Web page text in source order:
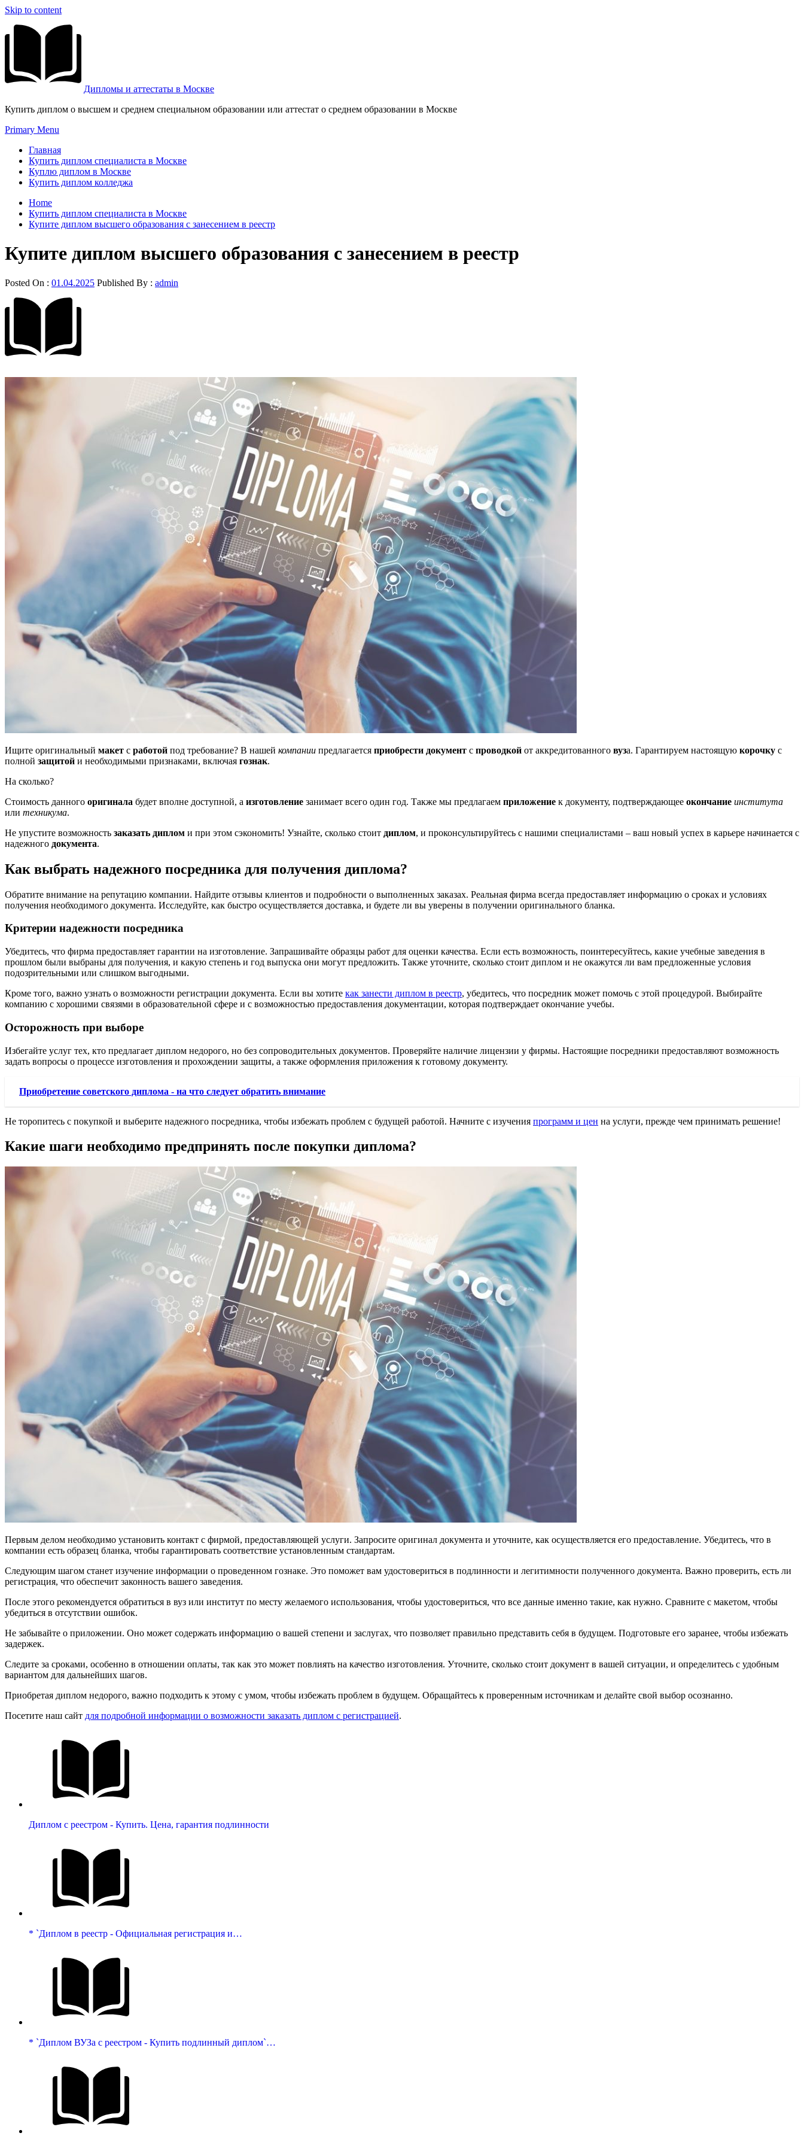
Skip to content
Дипломы и аттестаты в Москве
Купить диплом о высшем и среднем специальном образовании или аттестат о среднем образовании в Москве
Primary Menu
Главная
Купить диплом специалиста в Москве
Куплю диплом в Москве
Купить диплом колледжа
Home
Купить диплом специалиста в Москве
Купите диплом высшего образования с занесением в реестр
Купите диплом высшего образования с занесением в реестр
Posted On : 01.04.2025 Published By : admin
Ищите оригинальный макет с работой под требование? В нашей компании предлагается приобрести документ с проводкой от аккредитованного вуза. Гарантируем настоящую корочку с
полной защитой и необходимыми признаками, включая гознак.
На сколько?
Стоимость данного оригинала будет вполне доступной, а изготовление занимает всего один год. Также мы предлагаем приложение к документу, подтверждающее окончание института
или техникума.
Не упустите возможность заказать диплом и при этом сэкономить! Узнайте, сколько стоит диплом, и проконсультируйтесь с нашими специалистами – ваш новый успех в карьере начинается с
надежного документа.
Как выбрать надежного посредника для получения диплома?
Обратите внимание на репутацию компании. Найдите отзывы клиентов и подробности о выполненных заказах. Реальная фирма всегда предоставляет информацию о сроках и условиях
получения необходимого документа. Исследуйте, как быстро осуществляется доставка, и будете ли вы уверены в получении оригинального бланка.
Критерии надежности посредника
Убедитесь, что фирма предоставляет гарантии на изготовление. Запрашивайте образцы работ для оценки качества. Если есть возможность, поинтересуйтесь, какие учебные заведения в
прошлом были выбраны для получения, и какую степень и год выпуска они могут предложить. Также уточните, сколько стоит диплом и не окажутся ли вам предложенные условия
подозрительными или слишком выгодными.
Кроме того, важно узнать о возможности регистрации документа. Если вы хотите как занести диплом в реестр, убедитесь, что посредник может помочь с этой процедурой. Выбирайте
компанию с хорошими связями в образовательной сфере и с возможностью предоставления документации, которая подтверждает окончание учебы.
Осторожность при выборе
Избегайте услуг тех, кто предлагает диплом недорого, но без сопроводительных документов. Проверяйте наличие лицензии у фирмы. Настоящие посредники предоставляют возможность
задать вопросы о процессе изготовления и прохождении защиты, а также оформления приложения к готовому документу.
Приобретение советского диплома - на что следует обратить внимание
Не торопитесь с покупкой и выберите надежного посредника, чтобы избежать проблем с будущей работой. Начните с изучения программ и цен на услуги, прежде чем принимать решение!
Какие шаги необходимо предпринять после покупки диплома?
Первым делом необходимо установить контакт с фирмой, предоставляющей услуги. Запросите оригинал документа и уточните, как осуществляется его предоставление. Убедитесь, что в
компании есть образец бланка, чтобы гарантировать соответствие установленным стандартам.
Следующим шагом станет изучение информации о проведенном гознаке. Это поможет вам удостовериться в подлинности и легитимности полученного документа. Важно проверить, есть ли
регистрация, что обеспечит законность вашего заведения.
После этого рекомендуется обратиться в вуз или институт по месту желаемого использования, чтобы удостовериться, что все данные именно такие, как нужно. Сравните с макетом, чтобы
убедиться в отсутствии ошибок.
Не забывайте о приложении. Оно может содержать информацию о вашей степени и заслугах, что позволяет правильно представить себя в будущем. Подготовьте его заранее, чтобы избежать
задержек.
Следите за сроками, особенно в отношении оплаты, так как это может повлиять на качество изготовления. Уточните, сколько стоит документ в вашей ситуации, и определитесь с удобным
вариантом для дальнейших шагов.
Приобретая диплом недорого, важно подходить к этому с умом, чтобы избежать проблем в будущем. Обращайтесь к проверенным источникам и делайте свой выбор осознанно.
Посетите наш сайт для подробной информации о возможности заказать диплом с регистрацией.
Диплом с реестром - Купить. Цена, гарантия подлинности
* `Диплом в реестр - Официальная регистрация и…
* `Диплом ВУЗа с реестром - Купить подлинный диплом`…